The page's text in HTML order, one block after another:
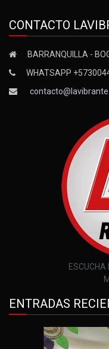
CONTACTO
BARRANQUILLA -
WHATSAPP
ESCUCHA
ENTRADAS